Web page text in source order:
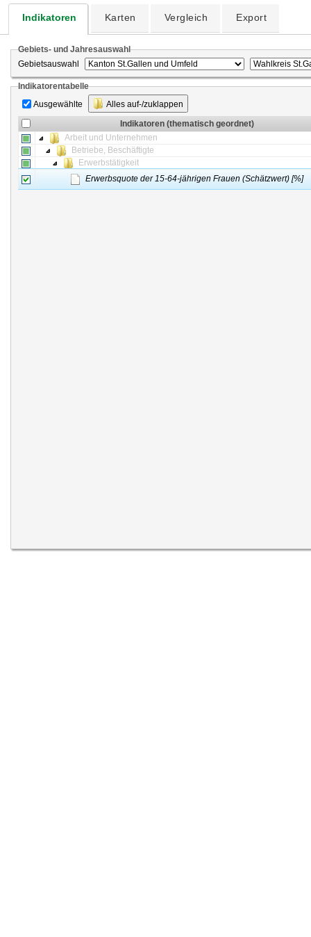
Indikatoren Karten Vergleich Export
Gebiets- und Jahresauswahl
Gebietsauswahl
Indikatorentabelle
Ausgewählte
Alles auf-/zuklappen
Indikatoren (thematisch geordnet)
Arbeit und Unternehmen
Betriebe, Beschäftigte
Erwerbstätigkeit
Erwerbsquote der 15-64-jährigen Frauen (Schätzwert) [%]